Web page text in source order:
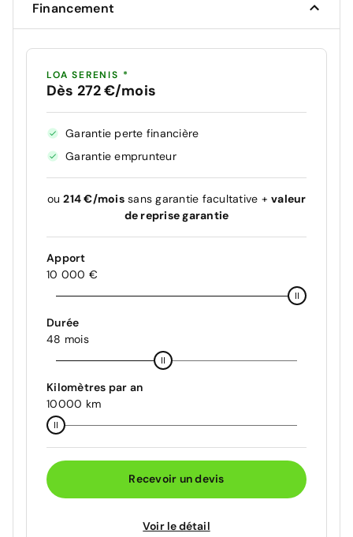
Financement
LOA SERENIS *
Dès 272 €/mois
Garantie perte financière
Garantie emprunteur
ou214 €/moissans garantie facultative + valeur
de reprise garantie
Apport
10 000 €
Durée
48 mois
Kilomètres par an
10000 km
Recevoir un devis
Voir le détail